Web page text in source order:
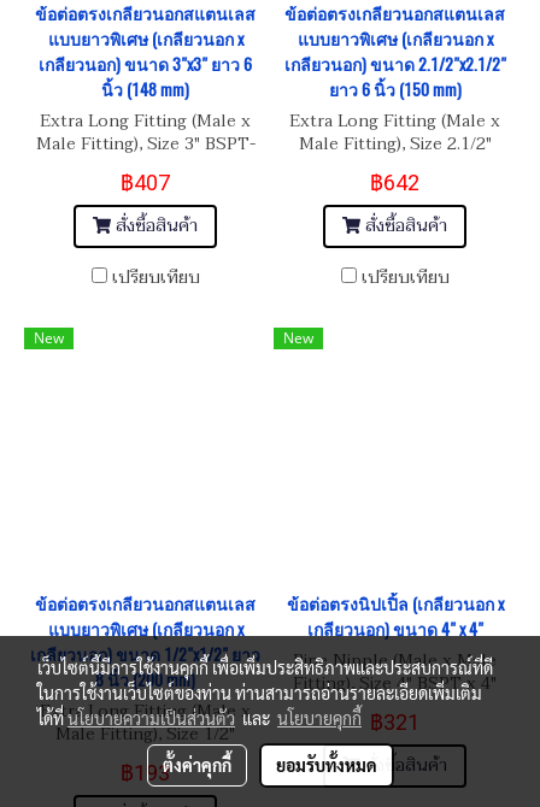
ข้อต่อตรงเกลียวนอกสแตนเลส
แบบยาวพิเศษ (เกลียวนอก x
เกลียวนอก) ขนาด 3"x3" ยาว 6
นิ้ว (148 mm)
Extra Long Fitting (Male x
Male Fitting), Size 3" BSPT-
11 Length 6"
฿407
สั่งซื้อสินค้า
เปรียบเทียบ
ข้อต่อตรงเกลียวนอกสแตนเลส
แบบยาวพิเศษ (เกลียวนอก x
เกลียวนอก) ขนาด 2.1/2"x2.1/2"
ยาว 6 นิ้ว (150 mm)
Extra Long Fitting (Male x
Male Fitting), Size 2.1/2"
BSPT-11 Length 6"
฿642
สั่งซื้อสินค้า
เปรียบเทียบ
New
ข้อต่อตรงเกลียวนอกสแตนเลส
แบบยาวพิเศษ (เกลียวนอก x
เกลียวนอก) ขนาด 1/2"x1/2" ยาว
8 นิ้ว (200 mm)
Extra Long Fitting (Male x
Male Fitting), Size 1/2"
BSPT-14 Length 8"
฿193
New
ข้อต่อตรงนิปเปิ้ล (เกลียวนอก x
เกลียวนอก) ขนาด 4" x 4"
Pipe Nipple (Male x Male
Fitting), Size 4" BSPT x 4"
BSPT
฿321
สั่งซื้อสินค้า
เว็บไซต์นี้มีการใช้งานคุกกี้ เพื่อเพิ่มประสิทธิภาพและประสบการณ์ที่ดี
ในการใช้งานเว็บไซต์ของท่าน ท่านสามารถอ่านรายละเอียดเพิ่มเติม
ได้ที่นโยบายความเป็นส่วนตัว และ นโยบายคุกกี้
ตั้งค่าคุกกี้ ยอมรับทั้งหมด